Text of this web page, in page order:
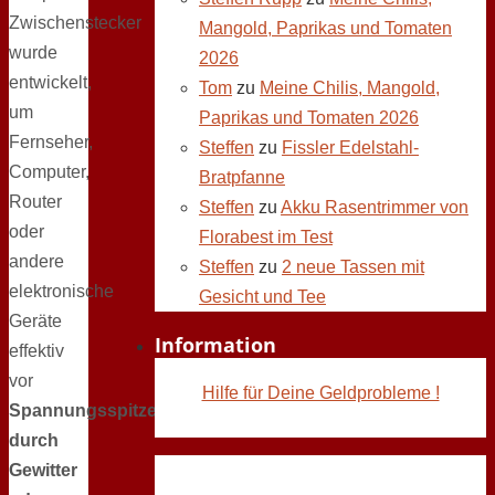
Zwischenstecker
wurde
entwickelt,
um
Fernseher,
Computer,
Router
oder
andere
elektronische
Geräte
effektiv
vor
Spannungsspitzen
durch
Gewitter
Mangold, Paprikas und Tomaten
2026
Tom zu Meine Chilis, Mangold,
Paprikas und Tomaten 2026
Steffen zu Fissler Edelstahl-
Bratpfanne
Steffen zu Akku Rasentrimmer von
Florabest im Test
Steffen zu 2 neue Tassen mit
Gesicht und Tee
Information
Hilfe für Deine Geldprobleme !